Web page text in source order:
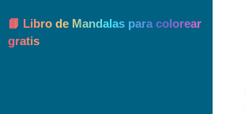
📘 Libro de Mandalas para colorear
gratis